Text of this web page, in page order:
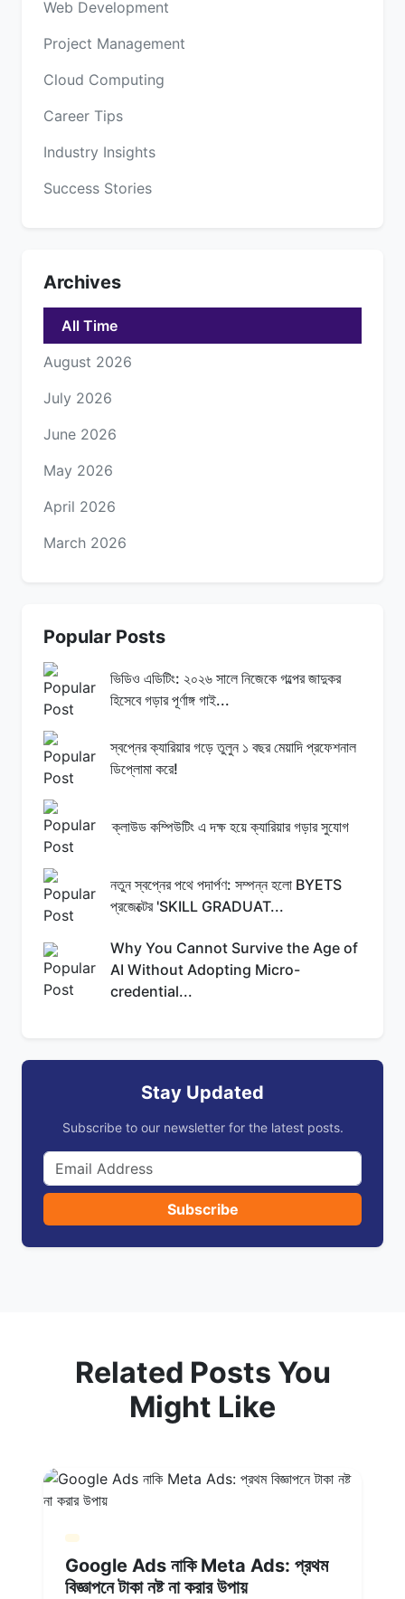
Web Development
Project Management
Cloud Computing
Career Tips
Industry Insights
Success Stories
Archives
All Time
August 2026
July 2026
June 2026
May 2026
April 2026
March 2026
Popular Posts
ভিডিও এডিটিং: ২০২৬ সালে নিজেকে গল্পের জাদুকর
হিসেবে গড়ার পূর্ণাঙ্গ গাই...
স্বপ্নের ক্যারিয়ার গড়ে তুলুন ১ বছর মেয়াদি প্রফেশনাল
ডিপ্লোমা করে!
ক্লাউড কম্পিউটিং এ দক্ষ হয়ে ক্যারিয়ার গড়ার সুযোগ
নতুন স্বপ্নের পথে পদার্পণ: সম্পন্ন হলো BYETS
প্রজেক্টের 'SKILL GRADUAT...
Why You Cannot Survive the Age of
AI Without Adopting Micro-
credential...
Stay Updated
Subscribe to our newsletter for the latest posts.
Subscribe
Related Posts You
Might Like
Google Ads নাকি Meta Ads: প্রথম
বিজ্ঞাপনে টাকা নষ্ট না করার উপায়